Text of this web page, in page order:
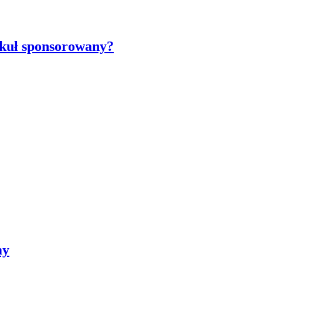
sponsorowany?